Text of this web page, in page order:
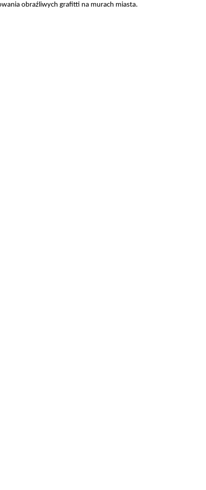
obraźliwych grafitti na murach miasta.